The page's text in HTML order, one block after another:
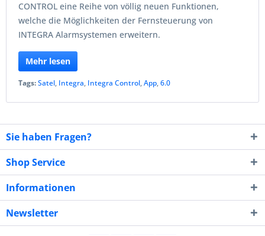
CONTROL eine Reihe von völlig neuen Funktionen,
welche die Möglichkeiten der Fernsteuerung von
INTEGRA Alarmsystemen erweitern.
Mehr lesen
Tags:Satel, Integra, Integra Control,App,6.0
Sie haben Fragen?
Shop Service
Informationen
Newsletter